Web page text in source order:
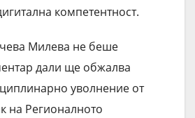
компетентност.
Милева не беше
дали ще обжалва
уволнение от
на Регионалното